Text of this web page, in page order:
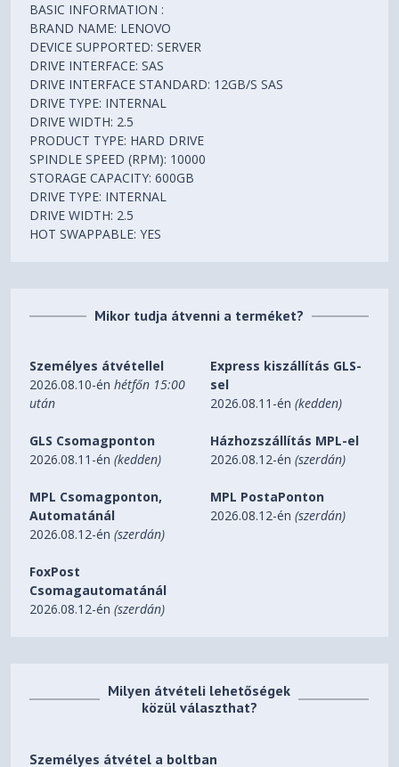
BASIC INFORMATION :
BRAND NAME: LENOVO
DEVICE SUPPORTED: SERVER
DRIVE INTERFACE: SAS
DRIVE INTERFACE STANDARD: 12GB/S SAS
DRIVE TYPE: INTERNAL
DRIVE WIDTH: 2.5
PRODUCT TYPE: HARD DRIVE
SPINDLE SPEED (RPM): 10000
STORAGE CAPACITY: 600GB
DRIVE TYPE: INTERNAL
DRIVE WIDTH: 2.5
HOT SWAPPABLE: YES
Mikor tudja átvenni a terméket?
Személyes átvétellel
2026.08.10-énhétfőn 15:00
után
Express kiszállítás GLS-
sel
2026.08.11-én(kedden)
GLS Csomagponton
2026.08.11-én(kedden)
Házhozszállítás MPL-el
2026.08.12-én(szerdán)
MPL Csomagponton,
Automatánál
2026.08.12-én(szerdán)
MPL PostaPonton
2026.08.12-én(szerdán)
FoxPost
Csomagautomatánál
2026.08.12-én(szerdán)
Milyen átvételi lehetőségek
közül választhat?
Személyes átvétel a boltban